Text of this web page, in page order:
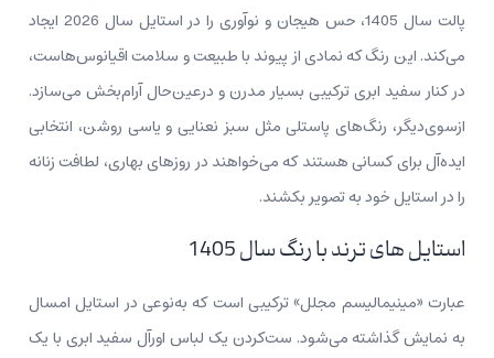
پالت سال 1405، حس هیجان و نوآوری را در استایل سال 2026 ایجاد
می‌کند. این رنگ که نمادی از پیوند با طبیعت و سلامت اقیانوس‌هاست،
در کنار سفید ابری ترکیبی بسیار مدرن و درعین‌حال آرام‌بخش می‌سازد.
ازسوی‌دیگر، رنگ‌های پاستلی مثل سبز نعنایی و یاسی روشن، انتخابی
ایده‌آل برای کسانی هستند که می‌خواهند در روزهای بهاری، لطافت زنانه
را در استایل خود به تصویر بکشند.
استایل های ترند با رنگ سال 1405
عبارت «مینیمالیسم مجلل» ترکیبی است که به‌نوعی در استایل امسال
به نمایش گذاشته می‌شود. ست‌کردن یک لباس اورآل سفید ابری با یک